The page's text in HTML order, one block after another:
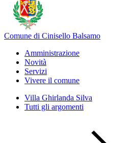
Comune di Cinisello Balsamo
Amministrazione
Novità
Servizi
Vivere il comune
Villa Ghirlanda Silva
Tutti gli argomenti